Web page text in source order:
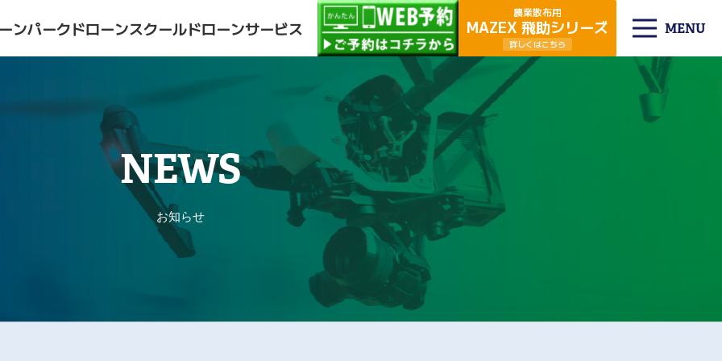
ンパークドローンスクールドローンサービス
農業散布用
MAZEX 飛助シリーズ
詳しくはこちら
MENU
NEWS
お知らせ